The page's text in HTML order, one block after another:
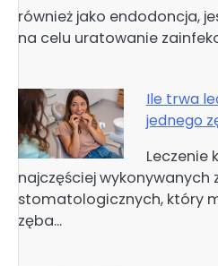
również jako endodoncja,
na celu uratowanie
Ile trwa
jednego
Leczenie
najczęściej wykonywanych
stomatologicznych, który
zęba…